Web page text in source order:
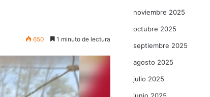
650 1 minuto de lectura
noviembre 2025
octubre 2025
septiembre 2025
agosto 2025
julio 2025